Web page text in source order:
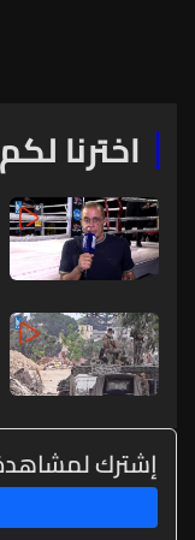
اخترنا لكم
إشترك لمشاهدة